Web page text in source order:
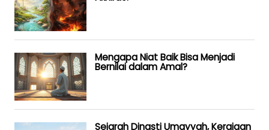
Mengapa Niat Baik Bisa Menjadi
Bernilai dalam Amal?
Sejarah Dinasti Umayyah, Kerajaan